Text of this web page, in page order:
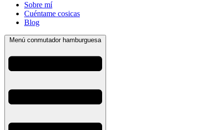
Sobre mí
Cuéntame cosicas
Blog
Menú conmutador hamburguesa